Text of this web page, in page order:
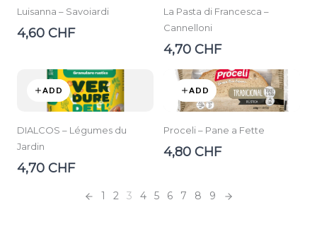
Luisanna – Savoiardi
4,60 CHF
La Pasta di Francesca –
Cannelloni
4,70 CHF
ADD
DIALCOS – Légumes du
Jardin
4,70 CHF
ADD
Proceli – Pane a Fette
4,80 CHF
Previous
1 2 3 4 5 6 7 8 9
Next